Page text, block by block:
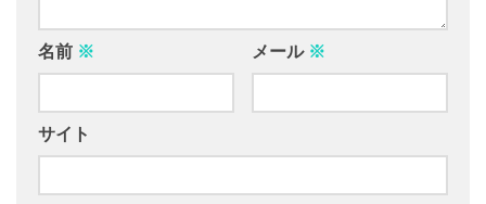
名前 ※ メール ※
サイト